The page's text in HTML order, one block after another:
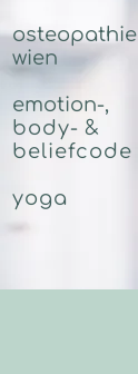
osteopathie
wien
emotion-,
body- &
beliefcode
yoga